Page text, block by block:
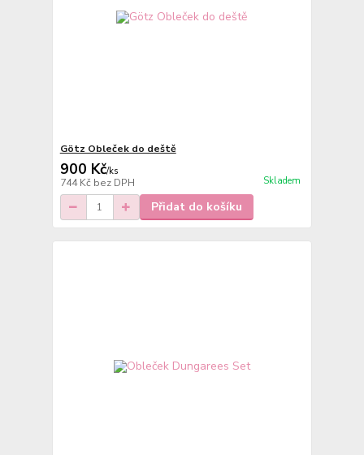
Götz Obleček do deště
900 Kč/ks
744 Kč bez DPH Skladem
Přidat do košíku